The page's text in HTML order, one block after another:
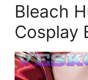
Bleach
Cosplay